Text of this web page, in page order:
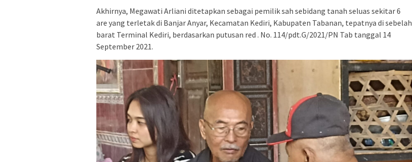
Akhirnya, Megawati Arliani ditetapkan sebagai pemilik sah sebidang tanah seluas sekitar 6
are yang terletak di Banjar Anyar, Kecamatan Kediri, Kabupaten Tabanan, tepatnya di sebelah
barat Terminal Kediri, berdasarkan putusan red . No. 114/pdt.G/2021/PN Tab tanggal 14
September 2021.